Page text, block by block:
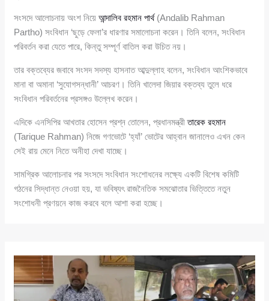
সংসদে আলোচনায় অংশ নিয়েআন্দালিব রহমান পার্থ(Andalib Rahman
Partho) সংবিধান ‘ছুড়ে ফেলা’র ধারণার সমালোচনা করেন। তিনি বলেন, সংবিধান
পরিবর্তন করা যেতে পারে, কিন্তু সম্পূর্ণ বাতিল করা উচিত নয়।
তার বক্তব্যের জবাবে সংসদ সদস্য হাসনাত আব্দুল্লাহ বলেন, সংবিধান আংশিকভাবে
মানা বা অমানা ‘সুযোগসন্ধানী’ আচরণ। তিনি খালেদা জিয়ার বক্তব্য তুলে ধরে
সংবিধান পরিবর্তনের প্রসঙ্গও উল্লেখ করেন।
এদিকে এনসিপির আখতার হোসেন প্রশ্ন তোলেন, প্রধানমন্ত্রীতারেক রহমান
(Tarique Rahman) নিজে গণভোটে ‘হ্যাঁ’ ভোটের আহ্বান জানালেও এখন কেন
সেই রায় মেনে নিতে অনীহা দেখা যাচ্ছে।
সামগ্রিক আলোচনার পর সংসদে সংবিধান সংশোধনের লক্ষ্যে একটি বিশেষ কমিটি
গঠনের সিদ্ধান্ত নেওয়া হয়, যা ভবিষ্যৎ রাজনৈতিক সমঝোতার ভিত্তিতে নতুন
সংশোধনী প্রণয়নে কাজ করবে বলে আশা করা হচ্ছে।